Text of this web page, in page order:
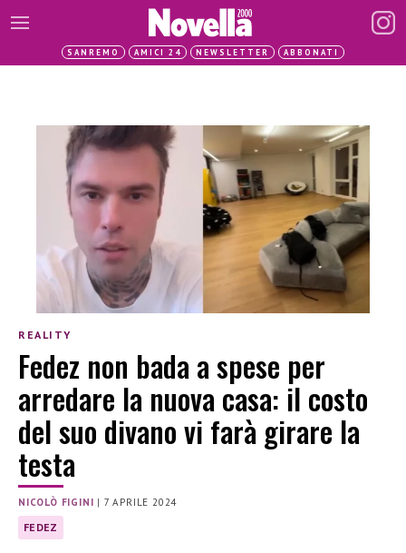
SANREMO AMICI 24 NEWSLETTER ABBONATI
REALITY
Fedez non bada a spese per
arredare la nuova casa: il costo
del suo divano vi farà girare la
testa
NICOLÒ FIGINI | 7 APRILE 2024
FEDEZ